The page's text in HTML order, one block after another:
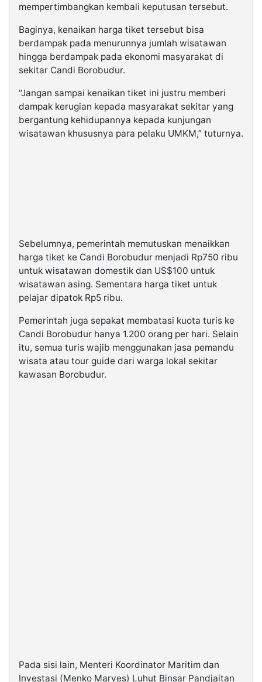
mempertimbangkan kembali keputusan tersebut.
Baginya, kenaikan harga tiket tersebut bisa
berdampak pada menurunnya jumlah wisatawan
hingga berdampak pada ekonomi masyarakat di
sekitar Candi Borobudur.
“Jangan sampai kenaikan tiket ini justru memberi
dampak kerugian kepada masyarakat sekitar yang
bergantung kehidupannya kepada kunjungan
wisatawan khususnya para pelaku UMKM,” tuturnya.
Sebelumnya, pemerintah memutuskan menaikkan
harga tiket ke Candi Borobudur menjadi Rp750 ribu
untuk wisatawan domestik dan US$100 untuk
wisatawan asing. Sementara harga tiket untuk
pelajar dipatok Rp5 ribu.
Pemerintah juga sepakat membatasi kuota turis ke
Candi Borobudur hanya 1.200 orang per hari. Selain
itu, semua turis wajib menggunakan jasa pemandu
wisata atau tour guide dari warga lokal sekitar
kawasan Borobudur.
Pada sisi lain, Menteri Koordinator Maritim dan
Investasi (Menko Marves) Luhut Binsar Pandjaitan